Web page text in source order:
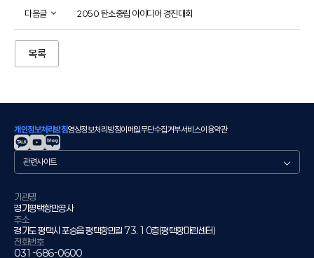
다음글 2050 탄소중립 아이디어 경진대회
목록
개인정보처리방침영상정보처리방침이메일무단수집거부서비스이용약관
관
련
이
트
기관명
경기평택항만공사
주소
경기도 평택시 포승읍 평택항만길 73. 10층(평택항마린센터)
전화번호
031-686-0600